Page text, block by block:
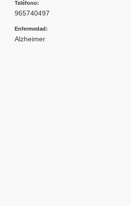
Teléfono:
965740497
Enfermedad:
Alzheimer